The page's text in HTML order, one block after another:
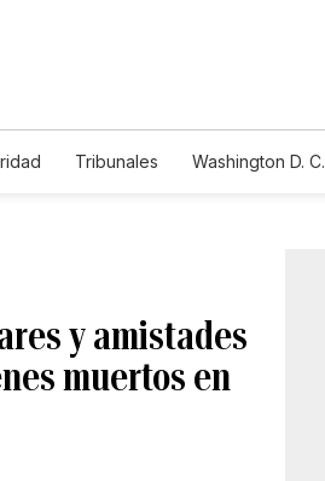
Tribunales Washington D. C.
y amistades
muertos en